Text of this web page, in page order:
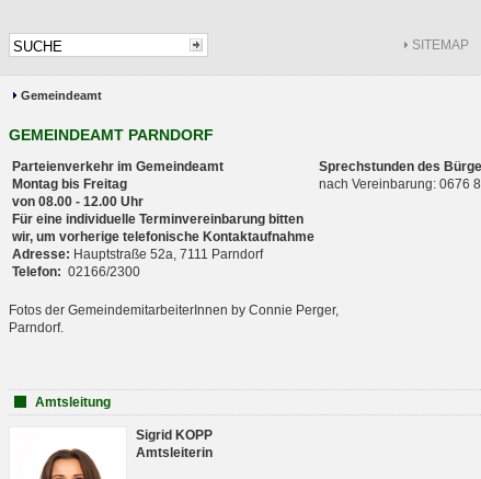
SITEMAP
Gemeindeamt
GEMEINDEAMT PARNDORF
Parteienverkehr im Gemeindeamt
Montag bis Freitag
von 08.00 - 12.00 Uhr
Für eine individuelle Terminvereinbarung bitten
wir, um vorherige telefonische Kontaktaufnahme
Adresse: Hauptstraße 52a, 7111 Parndorf
Telefon: 02166/2300
Sprechstunden des
nach Vereinbarung: 0676
Fotos der GemeindemitarbeiterInnen by Connie Perger,
Parndorf.
Amtsleitung
Sigrid KOPP
Amtsleiterin